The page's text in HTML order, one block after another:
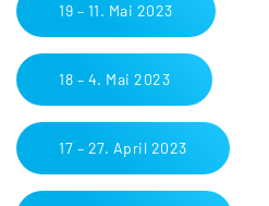
19 – 11. Mai 2023
18 – 4. Mai 2023
17 – 27. April 2023